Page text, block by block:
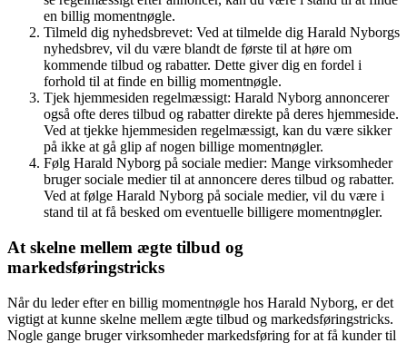
en billig momentnøgle.
Tilmeld dig nyhedsbrevet: Ved at tilmelde dig Harald Nyborgs
nyhedsbrev, vil du være blandt de første til at høre om
kommende tilbud og rabatter. Dette giver dig en fordel i
forhold til at finde en billig momentnøgle.
Tjek hjemmesiden regelmæssigt: Harald Nyborg annoncerer
også ofte deres tilbud og rabatter direkte på deres hjemmeside.
Ved at tjekke hjemmesiden regelmæssigt, kan du være sikker
på ikke at gå glip af nogen billige momentnøgler.
Følg Harald Nyborg på sociale medier: Mange virksomheder
bruger sociale medier til at annoncere deres tilbud og rabatter.
Ved at følge Harald Nyborg på sociale medier, vil du være i
stand til at få besked om eventuelle billigere momentnøgler.
At skelne mellem ægte tilbud og
markedsføringstricks
Når du leder efter en billig momentnøgle hos Harald Nyborg, er det
vigtigt at kunne skelne mellem ægte tilbud og markedsføringstricks.
Nogle gange bruger virksomheder markedsføring for at få kunder til